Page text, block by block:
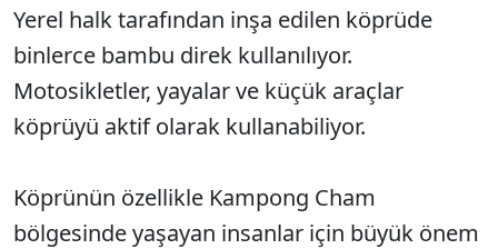
Yerel halk tarafından inşa edilen köprüde
binlerce bambu direk kullanılıyor.
Motosikletler, yayalar ve küçük araçlar
köprüyü aktif olarak kullanabiliyor.
Köprünün özellikle Kampong Cham
bölgesinde yaşayan insanlar için büyük önem